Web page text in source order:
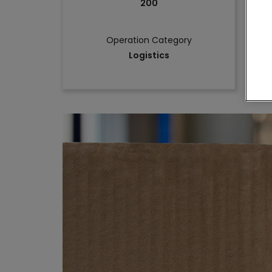
200
Operation Category
Logistics